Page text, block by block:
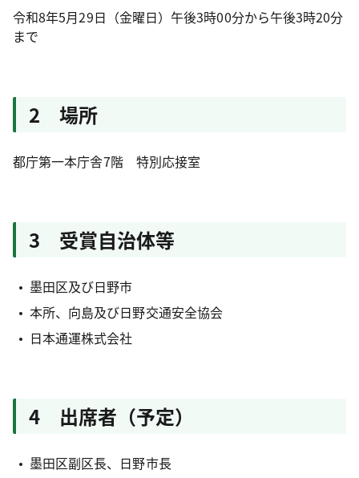
令和8年5月29日（金曜日）午後3時00分から午後3時20分
まで
2 場所
都庁第一本庁舎7階 特別応接室
3 受賞自治体等
墨田区及び日野市
本所、向島及び日野交通安全協会
日本通運株式会社
4 出席者（予定）
墨田区副区長、日野市長